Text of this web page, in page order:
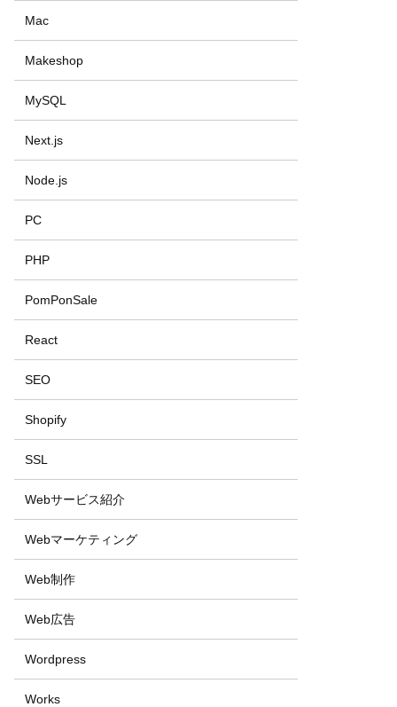
Mac
Makeshop
MySQL
Next.js
Node.js
PC
PHP
PomPonSale
React
SEO
Shopify
SSL
Webサービス紹介
Webマーケティング
Web制作
Web広告
Wordpress
Works